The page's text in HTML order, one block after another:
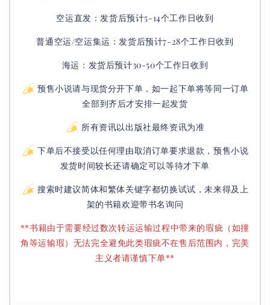
空运直发：发货后预计5-14个工作日收到
普通空运/空运集运：发货后预计7-28个工作日收到
海运：发货后预计30-50个工作日收到
预售小说请与现货分开下单，如一起下单将等同一订单
全部到齐后才安排一起发货
所有资讯以出版社最终资讯为准
下单后不接受以任何理由取消订单要求退款，预售小说
发货时间较长还请确定可以等待才下单
搜索时建议简体和繁体关键字都切换试试，未来得及上
架的书籍欢迎带书名询问
**书籍由于需要经过数次转运运输过程中带来的瑕疵（如撞
角等运输瑕）无法完全避免此类瑕疵不在售后范围内，完美
主义者请谨慎下单**